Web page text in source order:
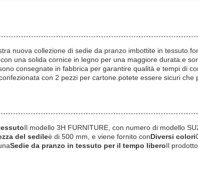
nuova collezione di sedie da pranzo imbottite in
una solida cornice in legno per una maggiore durata.e
consegnate in fabbrica per garantire qualità e tempi di
con 2 pezzi per cartone.potete essere sicuri
Il modello 3H FURNITURE, con numero di modello
del sedileè di 500 mm, e viene fornito conDiversi colori
Sedie da pranzo in tessuto per il tempo liberoIl